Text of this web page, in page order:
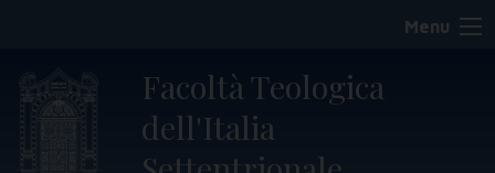
content
Menu
Facoltà Teologica
dell'Italia